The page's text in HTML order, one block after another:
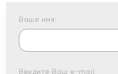
Ваше имя:
Введите Ваш e-mail: